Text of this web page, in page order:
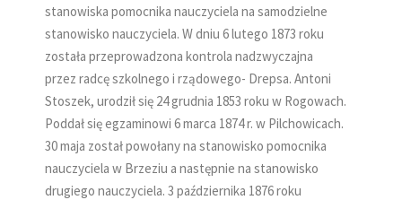
stanowiska pomocnika nauczyciela na samodzielne
stanowisko nauczyciela. W dniu 6 lutego 1873 roku
została przeprowadzona kontrola nadzwyczajna
przez radcę szkolnego i rządowego- Drepsa. Antoni
Stoszek, urodził się 24 grudnia 1853 roku w Rogowach.
Poddał się egzaminowi 6 marca 1874 r. w Pilchowicach.
30 maja został powołany na stanowisko pomocnika
nauczyciela w Brzeziu a następnie na stanowisko
drugiego nauczyciela. 3 października 1876 roku